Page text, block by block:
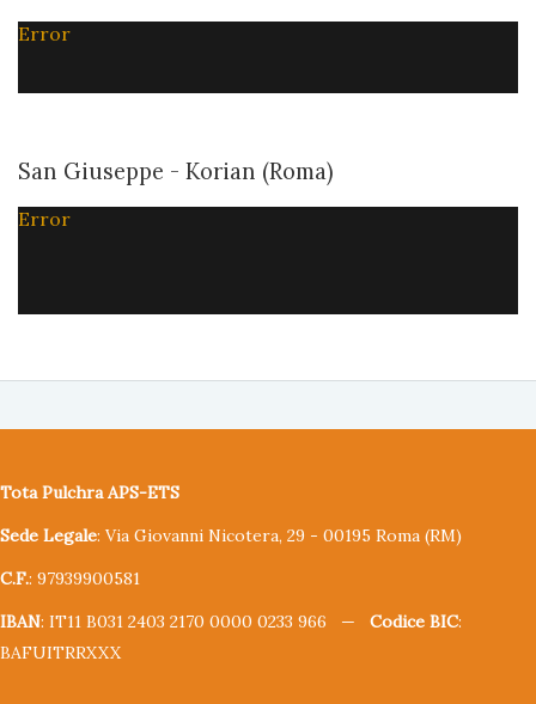
Error
San Giuseppe - Korian (Roma)
Error
Tota Pulchra APS-ETS
Sede Legale: Via Giovanni Nicotera, 29 - 00195 Roma (RM)
C.F.: 97939900581
IBAN: IT11 B031 2403 2170 0000 0233 966 — Codice BIC:
BAFUITRRXXX